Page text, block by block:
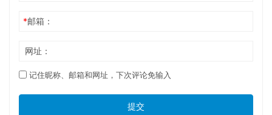
*邮箱：
网址：
记住昵称、邮箱和网址，下次评论免输入
提交